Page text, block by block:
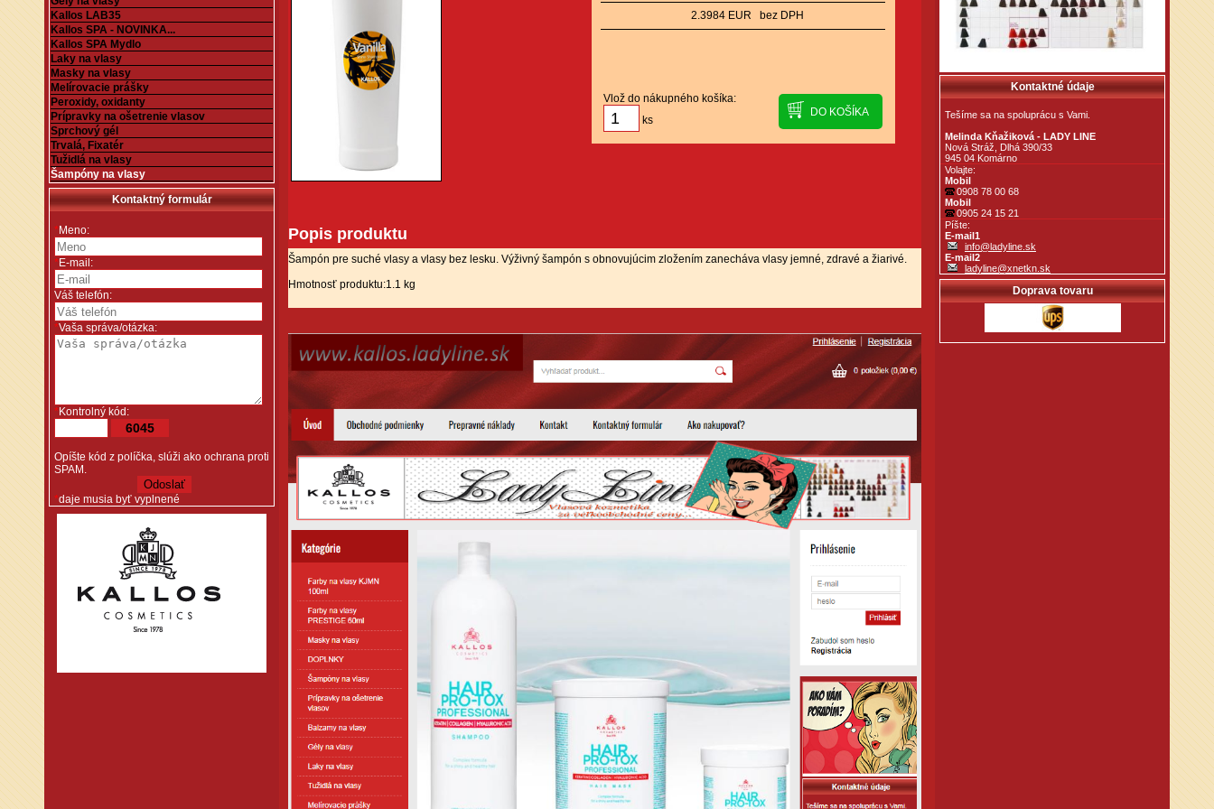
Kallos LAB35
Kallos SPA - NOVINKA...
Kallos SPA Mydlo
Laky na vlasy
Masky na vlasy
Melírovacie prášky
Peroxidy, oxidanty
Prípravky na ošetrenie vlasov
Sprchový gél
Trvalá, Fixatér
Tužidlá na vlasy
Šampóny na vlasy
Kontaktný formulár
*Meno:
*E-mail:
Váš telefón:
*Vaša správa/otázka:
*Kontrolný kód:
6045
Opíšte kód z políčka, slúži ako ochrana proti
SPAM.
*daje musia byť vyplnené
2.3984 EUR bez DPH
Vlož do nákupného košíka:
ks
Popis produktu
Šampón pre suché vlasy a vlasy bez lesku. Výživný šampón s obnovujúcim zložením zanecháva vlasy jemné, zdravé a žiarivé.
Hmotnosť produktu:1.1 kg
Kontaktné údaje
Tešíme sa na spoluprácu s Vami.
Melinda Kňažiková - LADY LINE
Nová Stráž, Dlhá 390/33
945 04 Komárno
Volajte:
Mobil
0908 78 00 68
Mobil
0905 24 15 21
Píšte:
E-mail1
info@ladyline.sk
E-mail2
ladyline@xnetkn.sk
Doprava tovaru